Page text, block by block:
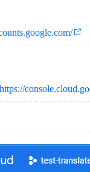
https://